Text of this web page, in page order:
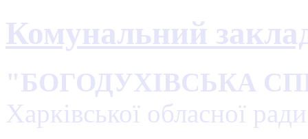
Комунальний
"БОГОДУХІВСЬКА
Харківської обласної ради